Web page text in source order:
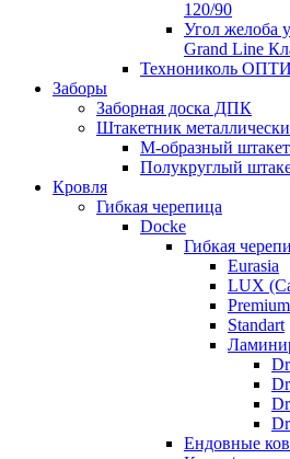
120/90
Угол желоба
Grand Line
Технониколь
Заборы
Заборная доска ДПК
Штакетник
М-образный
Полукруглый
Кровля
Гибкая черепица
Docke
Гибкая
Eurasia
LUX
Premium
Standart
Ендовные